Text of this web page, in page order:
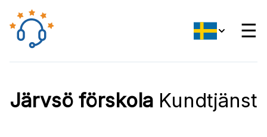
☰
Järvsö förskola Kundtjänst